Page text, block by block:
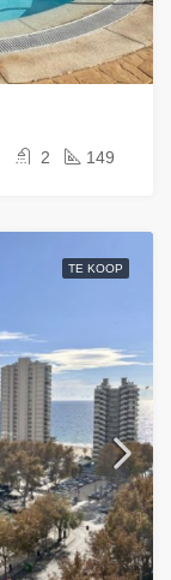
2 149
TE KOOP